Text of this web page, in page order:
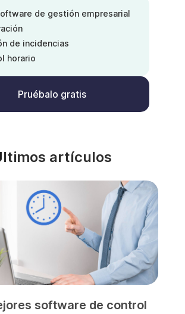
de gestión empresarial
de incidencias
horario
Pruébalo gratis
artículos
software de control